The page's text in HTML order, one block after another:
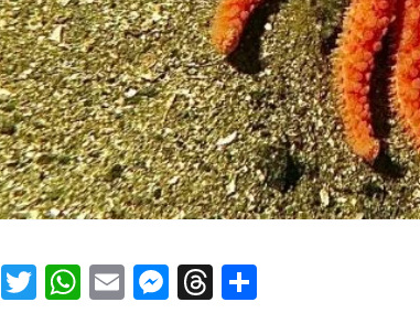
Facebook
Twitter
WhatsApp
EmailMessenger
Threads